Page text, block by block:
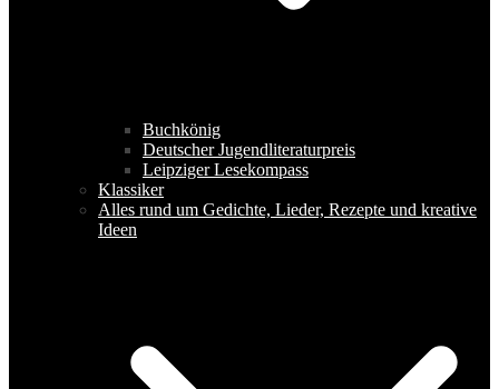
Buchkönig
Deutscher Jugendliteraturpreis
Leipziger Lesekompass
Klassiker
Alles rund um Gedichte, Lieder, Rezepte und kreative
Ideen